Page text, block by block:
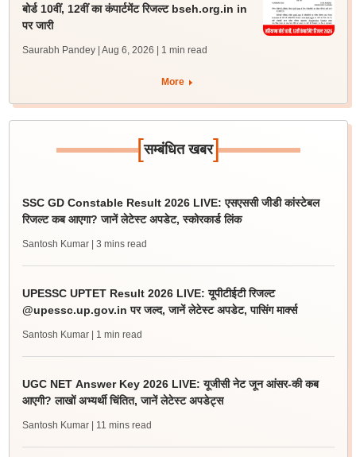
बोर्ड 10वीं, 12वीं का कंपार्टमेंट रिजल्ट bseh.org.in in
पर जारी
Saurabh Pandey | Aug 6, 2026 | 1 min read
More
[सम्बंधित खबर]
SSC GD Constable Result 2026 LIVE: एसएससी जीडी कांस्टेबल
रिजल्ट कब आएगा? जानें लेटेस्ट अपडेट, स्कोरकार्ड लिंक
Santosh Kumar | 3 mins read
UPESSC UPTET Result 2026 LIVE: यूपीटीईटी रिजल्ट
@upessc.up.gov.in पर जल्द, जानें लेटेस्ट अपडेट, पासिंग मार्क्स
Santosh Kumar | 1 min read
UGC NET Answer Key 2026 LIVE: यूजीसी नेट जून आंसर-की कब
आएगी? लाखों अभ्यर्थी चिंतित, जानें लेटेस्ट अपडेट्स
Santosh Kumar | 11 mins read